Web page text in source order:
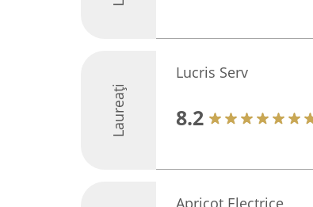
Laureați
Lucris Serv
8.2
Apricot Electrice